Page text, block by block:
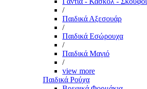
/
Παιδικά Αξεσουάρ
/
Παιδικά Εσώρουχα
/
Παιδικά Μαγιό
/
view more
Παιδικά Ρούχα